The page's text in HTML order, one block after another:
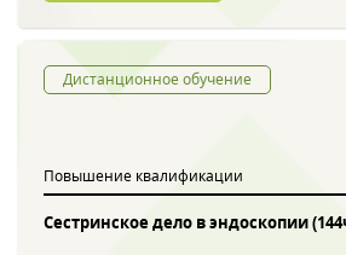
Дистанционное обучение
Повышение квалификации
Сестринское дело в эндоскопии
Нажимая на кнопку, вы даете согласие